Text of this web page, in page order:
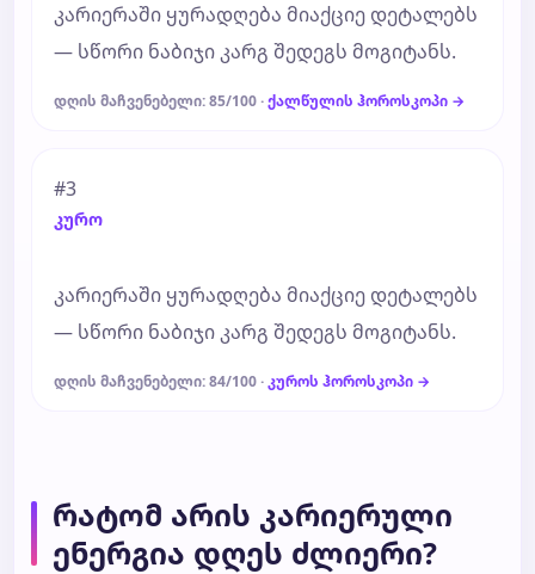
კარიერაში ყურადღება მიაქციე დეტალებს
— სწორი ნაბიჯი კარგ შედეგს მოგიტანს.
დღის მაჩვენებელი: 85/100 ·ქალწულის ჰოროსკოპი →
#3
კურო
კარიერაში ყურადღება მიაქციე დეტალებს
— სწორი ნაბიჯი კარგ შედეგს მოგიტანს.
დღის მაჩვენებელი: 84/100 ·კუროს ჰოროსკოპი →
რატომ არის კარიერული
ენერგია დღეს ძლიერი?